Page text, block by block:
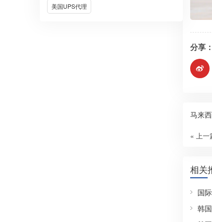
美国UPS代理
分享：
马来
« 上一
相关
国
韩